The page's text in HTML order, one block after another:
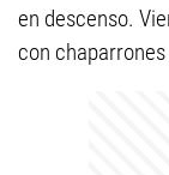
en descenso.
con